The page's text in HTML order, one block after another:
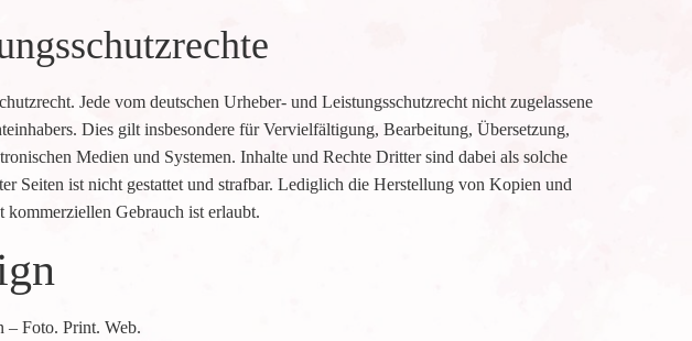
Jede vom deutschen Urheber- und Leistungsschutzrecht nicht zugelassene
Dies gilt insbesondere für Vervielfältigung, Bearbeitung, Übersetzung,
Medien und Systemen. Inhalte und Rechte Dritter sind dabei als solche
Seiten ist nicht gestattet und strafbar. Lediglich die Herstellung von Kopien und
Gebrauch ist erlaubt.
– Foto. Print. Web.